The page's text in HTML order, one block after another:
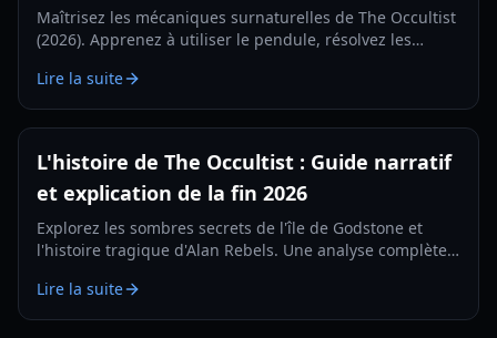
Maîtrisez les mécaniques surnaturelles de The Occultist
(2026). Apprenez à utiliser le pendule, résolvez les
ce guide complet.
Lire la suite
L'histoire de The Occultist : Guide narratif
et explication de la fin 2026
Explorez les sombres secrets de l'île de Godstone et
l'histoire tragique d'Alan Rebels. Une analyse complète
Lire la suite